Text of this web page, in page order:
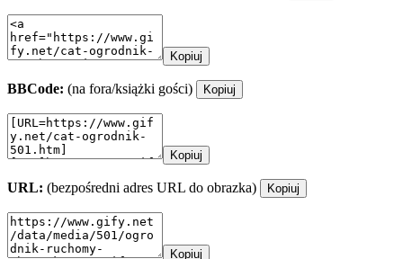
Kopiuj
BBCode: (na fora/książki gości) Kopiuj
Kopiuj
URL: (bezpośredni adres URL do obrazka) Kopiuj
Kopiuj